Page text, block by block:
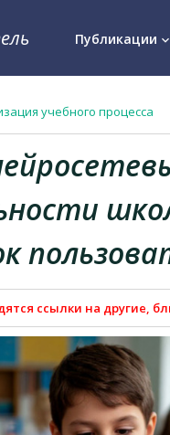
Публикации keyboard_arrow_down
учебного процесса
ссылки на другие,